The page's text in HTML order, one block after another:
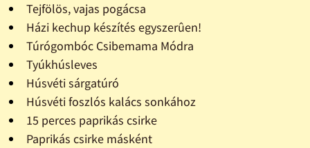
Tejfölös, vajas pogácsa
Házi kechup készítés egyszerûen!
Túrógombóc Csibemama Módra
Tyúkhúsleves
Húsvéti sárgatúró
Húsvéti foszlós kalács sonkához
15 perces paprikás csirke
Paprikás csirke másként